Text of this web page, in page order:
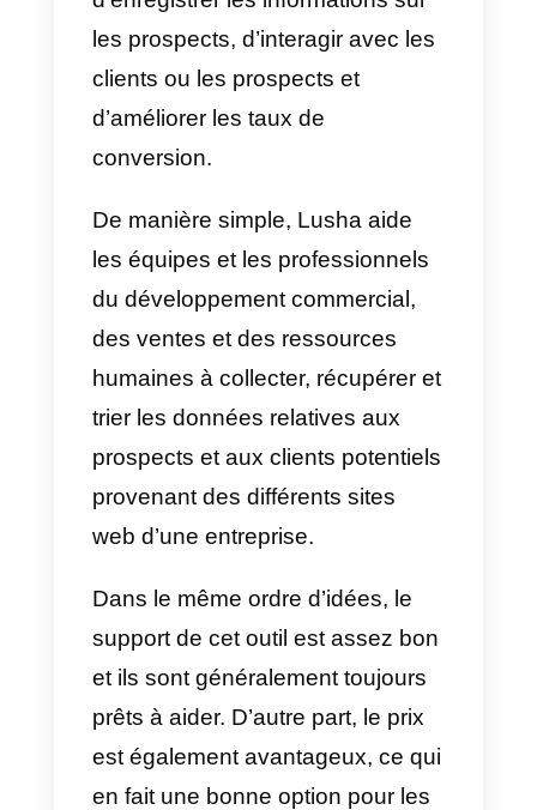
3) LinkedIn
LinkedInest un réseau social
intéressant. En effet, il a été créé
pour que les propriétaires
puissent disposer d’un espace
idéal pour partager des
informations éducatives, des
offres d’emploi et des relations
entre professionnels.
Il dispose de fonctionnalités
spéciales pour la prospection, la
vente, le marketing et